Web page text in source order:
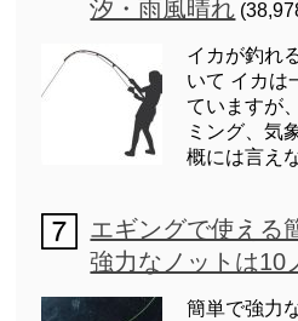
汐・雨風晴れ
イカが釣れ
いて イカは
ていますが
ミング、気
概には言え
エギングで使える
強力なノットは10
簡単で強力